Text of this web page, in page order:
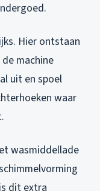
Hier ontstaan
machine
uit en spoel
waar
wasmiddellade
dit extra